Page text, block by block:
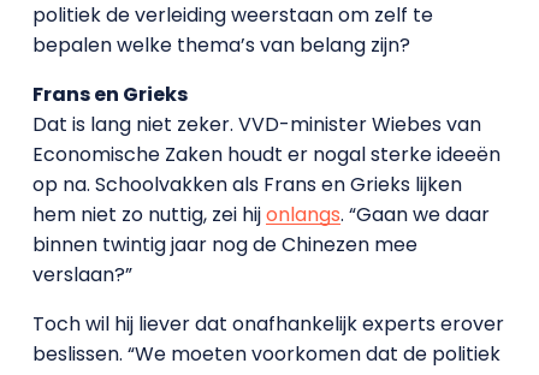
politiek de verleiding weerstaan om zelf te
bepalen welke thema’s van belang zijn?
Frans en Grieks
Dat is lang niet zeker. VVD-minister Wiebes van
Economische Zaken houdt er nogal sterke ideeën
op na. Schoolvakken als Frans en Grieks lijken
hem niet zo nuttig, zei hijonlangs. “Gaan we daar
binnen twintig jaar nog de Chinezen mee
verslaan?”
Toch wil hij liever dat onafhankelijk experts erover
beslissen. “We moeten voorkomen dat de politiek